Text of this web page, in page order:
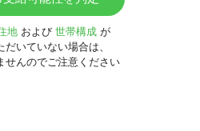
地 および 世帯構成 が
いていない場合は、
せんのでご注意ください